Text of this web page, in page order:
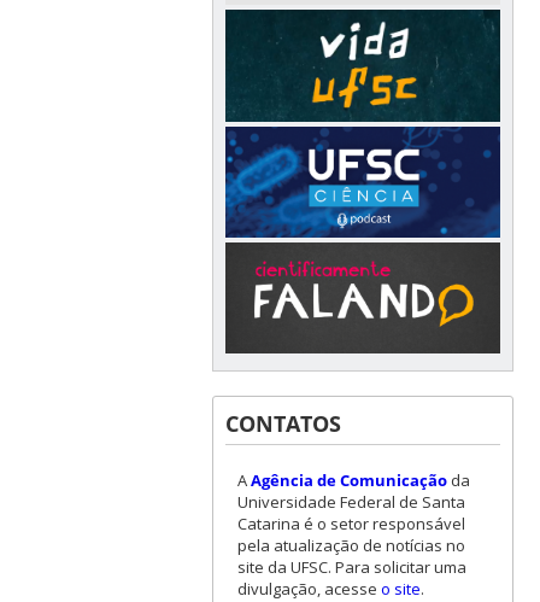
CONTATOS
AAgência de Comunicaçãoda
Universidade Federal de Santa
Catarina é o setor responsável
pela atualização de notícias no
site da UFSC. Para solicitar uma
divulgação, acesse o site.